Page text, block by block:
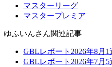
マスターリーグ
マスタープレミア
ゆふいんさん関連記事
GBLレポート2026年8月1
GBLレポート2026年7月5